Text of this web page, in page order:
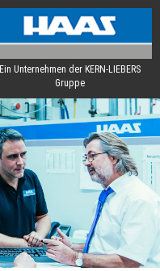
Ein Unternehmen der KERN-LIEBERS
Gruppe